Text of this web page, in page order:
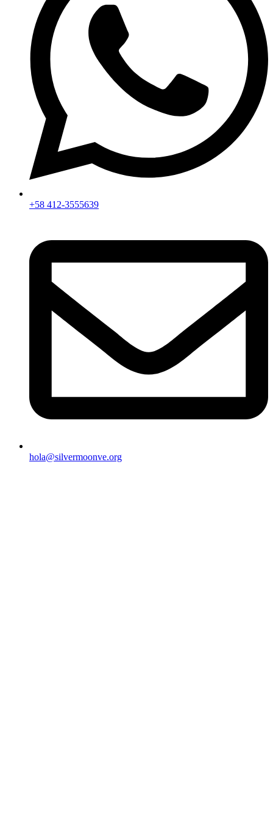
+58 412-3555639
hola@silvermoonve.org